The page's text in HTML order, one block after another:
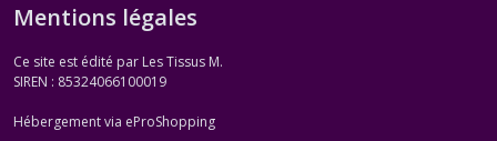
Mentions légales
Ce site est édité par Les Tissus M.
SIREN : 85324066100019
Hébergement via eProShopping